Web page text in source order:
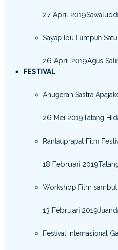
27 April 2019
Sayap Ibu Lumpuh Satu
26 April 2019Agus
FESTIVAL
Anugerah Sastra
26 Mei 2019Tatang
Rantauprapat Film
18 Februari 2019
Workshop Film sambut
13 Februari 2019
Festival Internasional